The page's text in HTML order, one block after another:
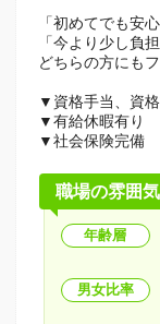
「初めてでも安
「今より少し負
どちらの方にも
▼資格手当、資
▼有給休暇有り
▼社会保険完備
職場の雰囲気
年齢層
男女比率